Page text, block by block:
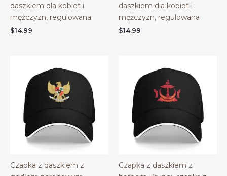
daszkiem dla kobiet i
mężczyzn, regulowana
$14.99
daszkiem dla kobiet i
mężczyzn, regulowana
$14.99
Czapka z daszkiem z
Czapka z daszkiem z